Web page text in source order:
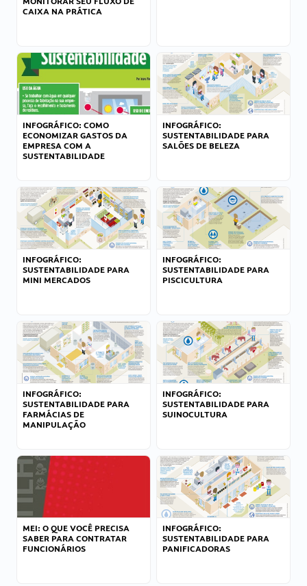
CAIXA NA PRÁTICA
INFOGRÁFICO: COMO
ECONOMIZAR GASTOS DA
EMPRESA COM A
SUSTENTABILIDADE
INFOGRÁFICO:
SUSTENTABILIDADE PARA
SALÕES DE BELEZA
INFOGRÁFICO:
SUSTENTABILIDADE PARA
MINI MERCADOS
INFOGRÁFICO:
SUSTENTABILIDADE PARA
PISCICULTURA
INFOGRÁFICO:
SUSTENTABILIDADE PARA
FARMÁCIAS DE
MANIPULAÇÃO
INFOGRÁFICO:
SUSTENTABILIDADE PARA
SUINOCULTURA
MEI: O QUE VOCÊ PRECISA
SABER PARA CONTRATAR
FUNCIONÁRIOS
INFOGRÁFICO:
SUSTENTABILIDADE PARA
PANIFICADORAS